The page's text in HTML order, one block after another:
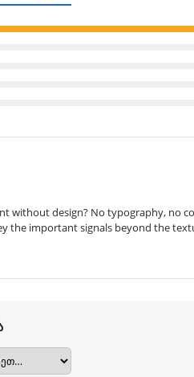
without design? No typography, no
the important signals beyond the